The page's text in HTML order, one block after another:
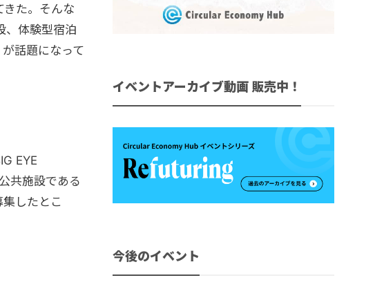
きた。そんな
、体験型宿泊
話題になって
EYE
共施設である
したとこ
イベントアーカイブ動画 販売中！
今後のイベント